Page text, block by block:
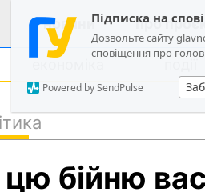
Підписка на
Дозвольте сайту
сповіщення про
Powered by SendPulse
новини про
цю бійню